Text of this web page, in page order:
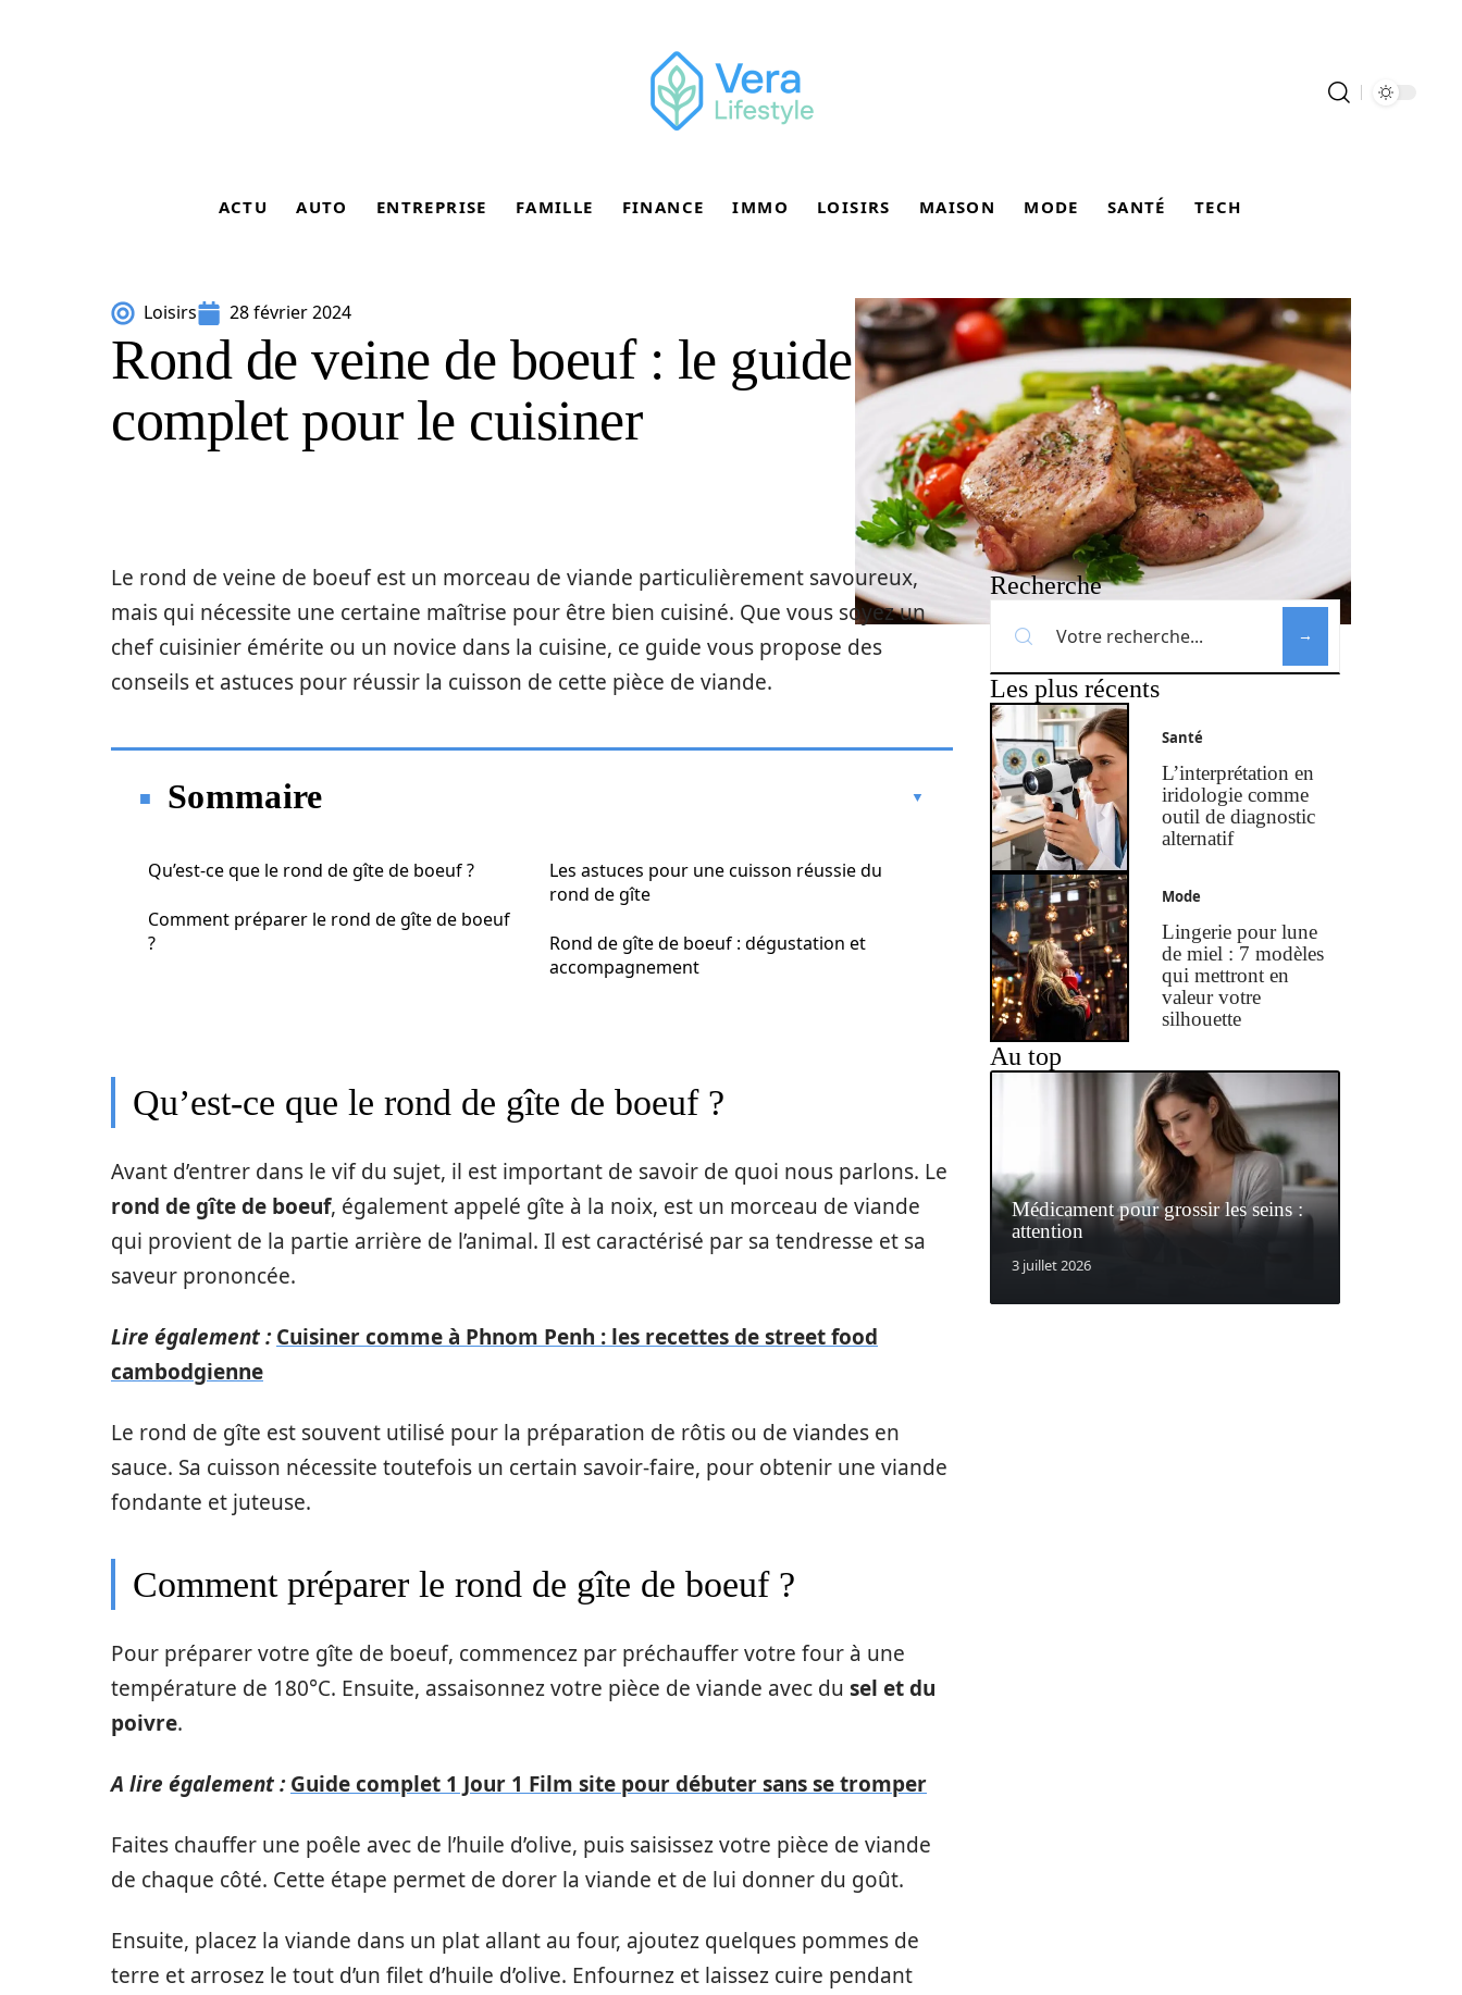
ACTU AUTO ENTREPRISE FAMILLE FINANCE IMMO LOISIRS MAISON MODE SANTÉ TECH
Loisirs 28 février 2024
Rond de veine de boeuf : le guide
complet pour le cuisiner
Le rond de veine de boeuf est un morceau de viande particulièrement savoureux,
mais qui nécessite une certaine maîtrise pour être bien cuisiné. Que vous soyez un
chef cuisinier émérite ou un novice dans la cuisine, ce guide vous propose des
conseils et astuces pour réussir la cuisson de cette pièce de viande.
Sommaire
Qu’est-ce que le rond de gîte de boeuf ?
Comment préparer le rond de gîte de boeuf
?
Les astuces pour une cuisson réussie du
rond de gîte
Rond de gîte de boeuf : dégustation et
accompagnement
Qu’est-ce que le rond de gîte de boeuf ?
Avant d’entrer dans le vif du sujet, il est important de savoir de quoi nous parlons. Le
rond de gîte de boeuf, également appelé gîte à la noix, est un morceau de viande
qui provient de la partie arrière de l’animal. Il est caractérisé par sa tendresse et sa
saveur prononcée.
Lire également : Cuisiner comme à Phnom Penh : les recettes de street food
cambodgienne
Le rond de gîte est souvent utilisé pour la préparation de rôtis ou de viandes en
sauce. Sa cuisson nécessite toutefois un certain savoir-faire, pour obtenir une viande
fondante et juteuse.
Comment préparer le rond de gîte de boeuf ?
Pour préparer votre gîte de boeuf, commencez par préchauffer votre four à une
température de 180°C. Ensuite, assaisonnez votre pièce de viande avec du sel et du
poivre.
A lire également : Guide complet 1 Jour 1 Film site pour débuter sans se tromper
Faites chauffer une poêle avec de l’huile d’olive, puis saisissez votre pièce de viande
de chaque côté. Cette étape permet de dorer la viande et de lui donner du goût.
Ensuite, placez la viande dans un plat allant au four, ajoutez quelques pommes de
terre et arrosez le tout d’un filet d’huile d’olive. Enfournez et laissez cuire pendant
Recherche
Les plus récents
Santé
L’interprétation en
iridologie comme
outil de diagnostic
alternatif
Mode
Lingerie pour lune
de miel : 7 modèles
qui mettront en
valeur votre
silhouette
Au top
Médicament pour grossir les seins :
attention
3 juillet 2026